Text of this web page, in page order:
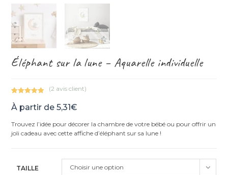
Éléphant sur la lune – Aquarelle individuelle
sur 5
notations
client
(2 avis client)
À partir de5,31€
Trouvez l’idée pour décorer la chambre de votre bébé ou pour offrir un
joli cadeau avec cette affiche d’éléphant sur sa lune !
TAILLE Choisir une option